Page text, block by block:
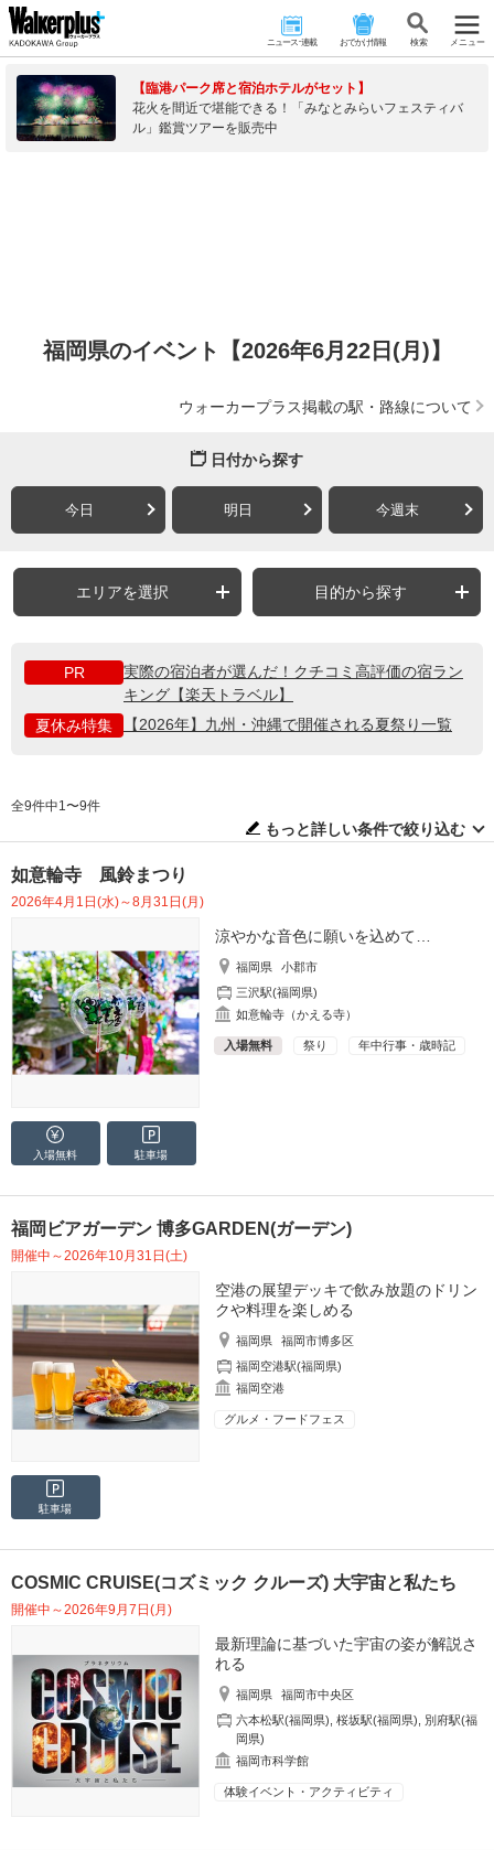
ニュース･連載 おでかけ情報 検 索 メニュー
【臨港パーク席と宿泊ホテルがセット】
花火を間近で堪能できる！「みなとみらいフェスティバ
ル」鑑賞ツアーを販売中
福岡県のイベント【2026年6月22日(月)】
ウォーカープラス掲載の駅・路線について
日付から探す
今日 明日 今週末
エリアを選択 目的から探す
PR
実際の宿泊者が選んだ！クチコミ高評価の宿ラン
キング【楽天トラベル】
夏休み特集
【2026年】九州・沖縄で開催される夏祭り一覧
全9件中1〜9件
もっと詳しい条件で絞り込む
如意輪寺 風鈴まつり
2026年4月1日(水)～8月31日(月)
涼やかな音色に願いを込めて…
福岡県
小郡市
三沢駅(福岡県)
如意輪寺（かえる寺）
入場無料 祭り 年中行事・歳時記
入場無料 駐車場
福岡ビアガーデン 博多GARDEN(ガーデン)
開催中～2026年10月31日(土)
空港の展望デッキで飲み放題のドリン
クや料理を楽しめる
福岡県
福岡市博多区
福岡空港駅(福岡県)
福岡空港
グルメ・フードフェス
駐車場
COSMIC CRUISE(コズミック クルーズ) 大宇宙と私たち
開催中～2026年9月7日(月)
最新理論に基づいた宇宙の姿が解説さ
れる
福岡県
福岡市中央区
六本松駅(福岡県),桜坂駅(福岡県), 別府駅(福
岡県)
福岡市科学館
体験イベント・アクティビティ